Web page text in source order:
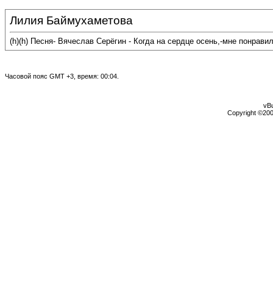
Лилия Баймухаметова
(h)(h) Песня- Вячеслав Серёгин - Когда на сердце осень,-мне
Часовой пояс GMT +3, время: 00:04
Copyright